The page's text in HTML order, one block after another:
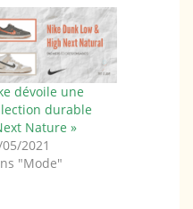
dévoile une
durable
Nature »
2021
"Mode"